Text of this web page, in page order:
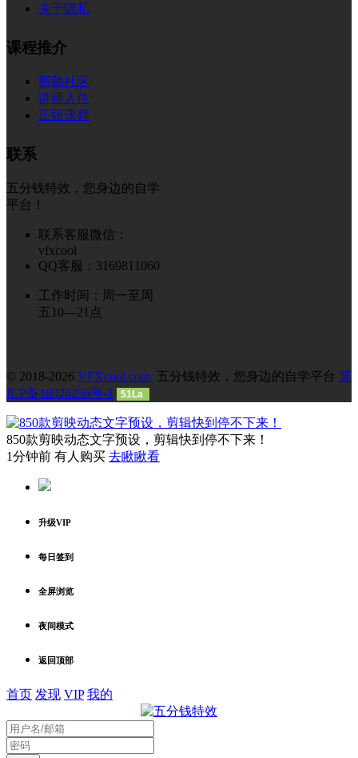
关于隐私
课程推介
帮助社区
讲师入住
正版课程
联系
五分钱特效，您身边的自学
平台！
联系客服微信：
vfxcool
QQ客服：3169811060
工作时间：周一至周
五10—21点
© 2018-2026 VFXcool.com 五分钱特效，您身边的自学平台 冀
ICP备18026256号-1
51La
850款剪映动态文字预设，剪辑快到停不下来！
1分钟前 有人购买 去瞅瞅看
升级VIP
每日签到
全屏浏览
夜间模式
返回顶部
首页 发现 VIP 我的